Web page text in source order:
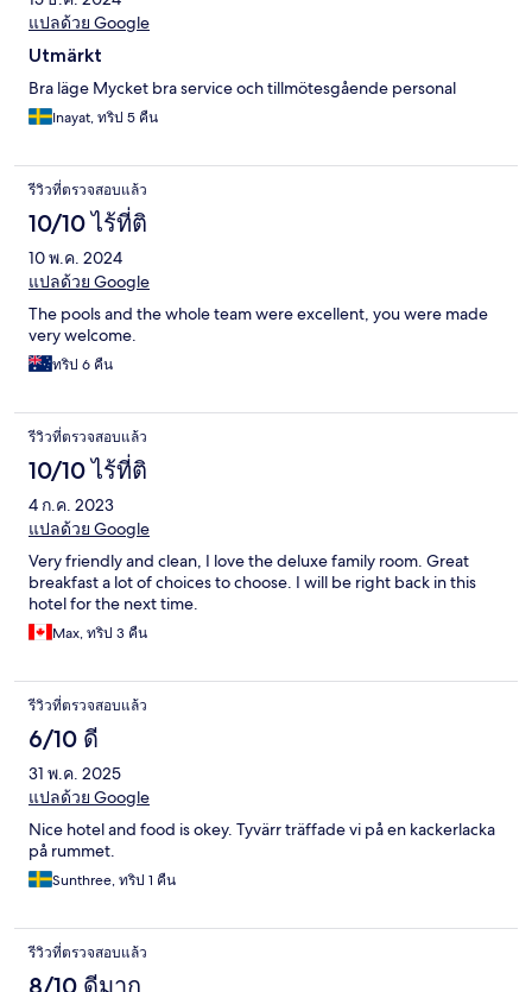
แปลด้วย Google
Utmärkt
Bra läge Mycket bra service och tillmötesgående personal
Inayat, ทริป 5 คืน
รีวิวที่ตรวจสอบแล้ว
10/10 ไร้ที่ติ
10 พ.ค. 2024
แปลด้วย Google
The pools and the whole team were excellent, you were made
very welcome.
ทริป 6 คืน
รีวิวที่ตรวจสอบแล้ว
10/10 ไร้ที่ติ
4 ก.ค. 2023
แปลด้วย Google
Very friendly and clean, I love the deluxe family room. Great
breakfast a lot of choices to choose. I will be right back in this
hotel for the next time.
Max, ทริป 3 คืน
รีวิวที่ตรวจสอบแล้ว
6/10 ดี
31 พ.ค. 2025
แปลด้วย Google
Nice hotel and food is okey. Tyvärr träffade vi på en kackerlacka
på rummet.
Sunthree, ทริป 1 คืน
รีวิวที่ตรวจสอบแล้ว